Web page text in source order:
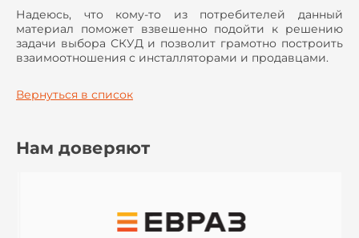
Надеюсь, что кому-то из потребителей данный
материал поможет взвешенно подойти к решению
задачи выбора СКУД и позволит грамотно построить
взаимоотношения с инсталляторами и продавцами.
Вернуться в список
Нам доверяют